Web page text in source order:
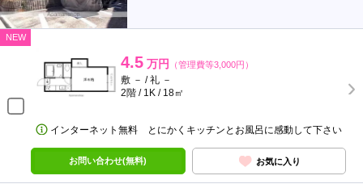
NEW
4.5 万円 （管理費等3,000円）
敷 － / 礼 －
2階 / 1K / 18㎡
インターネット無料 とにかくキッチンとお風呂に感動して下さい
お問い合わせ(無料) お気に入り